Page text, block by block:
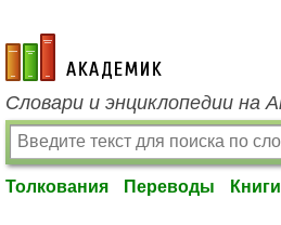
academic.ru
Словари и энциклопедии на
Толкования Переводы Книги